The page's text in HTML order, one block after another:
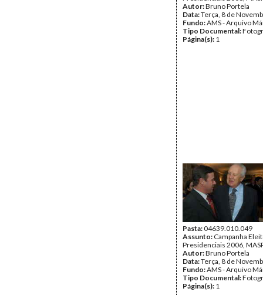
Autor:Bruno Portela
Data:Terça, 8 de
Fundo:AMS - Arquivo
Tipo Documental:
Página(s): 1
Pasta:04639.010.049
Assunto: Campanha
Presidenciais 2006,
Autor:Bruno Portela
Data:Terça, 8 de
Fundo:AMS - Arquivo
Tipo Documental:
Página(s): 1